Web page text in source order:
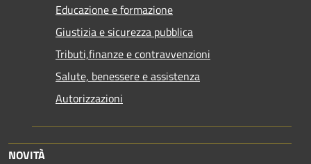
Educazione e formazione
Giustizia e sicurezza pubblica
Tributi,finanze e contravvenzioni
Salute, benessere e assistenza
Autorizzazioni
NOVITÀ